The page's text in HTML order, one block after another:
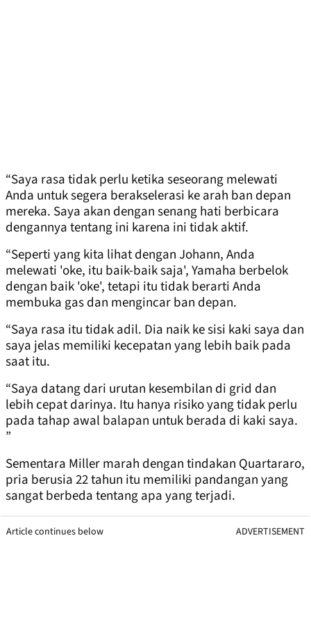
“Saya rasa tidak perlu ketika seseorang melewati
Anda untuk segera berakselerasi ke arah ban depan
mereka. Saya akan dengan senang hati berbicara
dengannya tentang ini karena ini tidak aktif.
“Seperti yang kita lihat dengan Johann, Anda
melewati 'oke, itu baik-baik saja', Yamaha berbelok
dengan baik 'oke', tetapi itu tidak berarti Anda
membuka gas dan mengincar ban depan.
“Saya rasa itu tidak adil. Dia naik ke sisi kaki saya dan
saya jelas memiliki kecepatan yang lebih baik pada
saat itu.
“Saya datang dari urutan kesembilan di grid dan
lebih cepat darinya. Itu hanya risiko yang tidak perlu
pada tahap awal balapan untuk berada di kaki saya.
”
Sementara Miller marah dengan tindakan Quartararo,
pria berusia 22 tahun itu memiliki pandangan yang
sangat berbeda tentang apa yang terjadi.
Article continues below ADVERTISEMENT